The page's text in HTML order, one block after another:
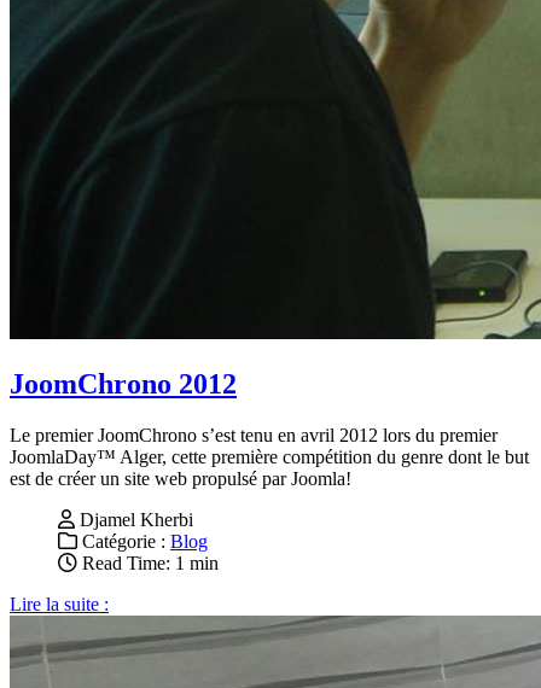
JoomChrono 2012
Le premier JoomChrono s’est tenu en avril 2012 lors du premier
JoomlaDay™ Alger, cette première compétition du genre dont le but
est de créer un site web propulsé par Joomla!
Djamel Kherbi
Catégorie : Blog
Read Time: 1 min
Lire la suite :